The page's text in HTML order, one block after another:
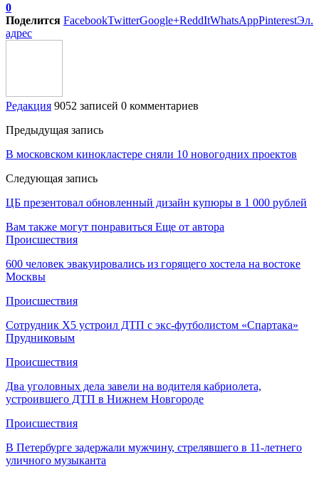
0
Поделится FacebookTwitterGoogle+ReddItWhatsAppPinterestЭл.
адрес
Редакция 9052 записей 0 комментариев
Предыдущая запись
В московском кинокластере сняли 10 новогодних проектов
Следующая запись
ЦБ презентовал обновленный дизайн купюры в 1 000 рублей
Вам также могут понравиться Еще от автора
Происшествия
600 человек эвакуировались из горящего хостела на востоке
Москвы
Происшествия
Сотрудник Х5 устроил ДТП с экс-футболистом «Спартака»
Прудниковым
Происшествия
Два уголовных дела завели на водителя кабриолета,
устроившего ДТП в Нижнем Новгороде
Происшествия
В Петербурге задержали мужчину, стрелявшего в 11-летнего
уличного музыканта